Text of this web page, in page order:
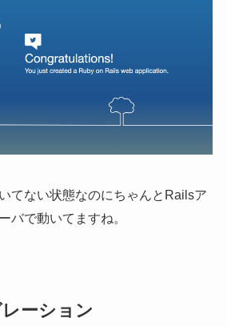
てない状態なのにちゃんとRailsア
バで動いてますね。
ーション